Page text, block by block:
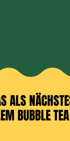
ALS
BUBBLE TEA